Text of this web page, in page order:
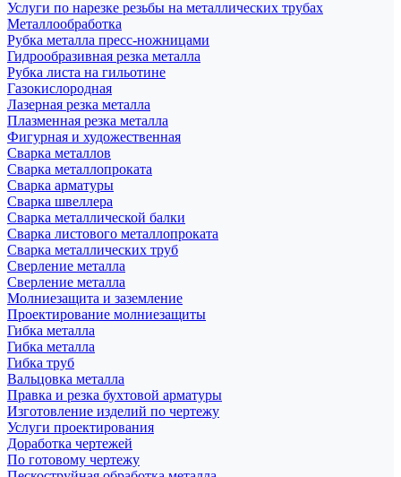
Услуги по нарезке резьбы на металлических трубах
Металлообработка
Рубка металла пресс-ножницами
Гидрообразивная резка металла
Рубка листа на гильотине
Газокислородная
Лазерная резка металла
Плазменная резка металла
Фигурная и художественная
Сварка металлов
Сварка металлопроката
Сварка арматуры
Сварка швеллера
Сварка металлической балки
Сварка листового металлопроката
Сварка металлических труб
Сверление металла
Сверление металла
Молниезащита и заземление
Проектирование молниезащиты
Гибка металла
Гибка металла
Гибка труб
Вальцовка металла
Правка и резка бухтовой арматуры
Изготовление изделий по чертежу
Услуги проектирования
Доработка чертежей
По готовому чертежу